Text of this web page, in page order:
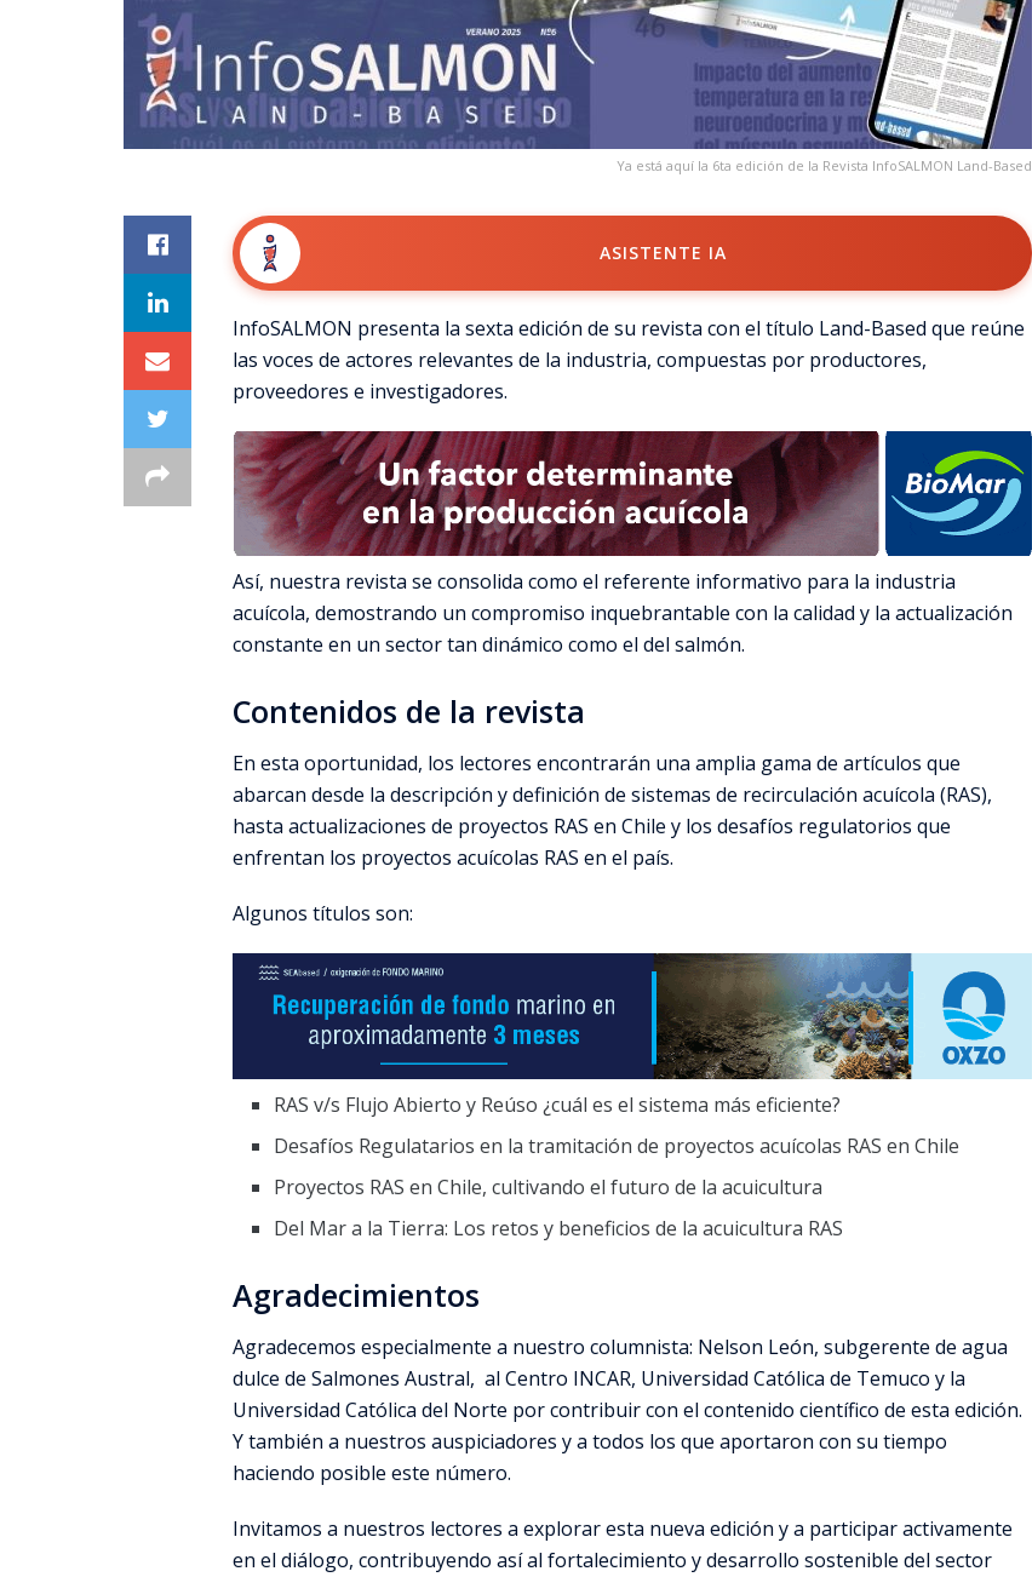
Ya está aquí la 6ta edición de la Revista InfoSALMON Land-Based
ASISTENTE IA
InfoSALMON presenta la sexta edición de su revista con el título Land-Based que reúne
las voces de actores relevantes de la industria, compuestas por productores,
proveedores e investigadores.
Así, nuestra revista se consolida como el referente informativo para la industria
acuícola, demostrando un compromiso inquebrantable con la calidad y la actualización
constante en un sector tan dinámico como el del salmón.
Contenidos de la revista
En esta oportunidad, los lectores encontrarán una amplia gama de artículos que
abarcan desde la descripción y definición de sistemas de recirculación acuícola (RAS),
hasta actualizaciones de proyectos RAS en Chile y los desafíos regulatorios que
enfrentan los proyectos acuícolas RAS en el país.
Algunos títulos son:
RAS v/s Flujo Abierto y Reúso ¿cuál es el sistema más eficiente?
Desafíos Regulatarios en la tramitación de proyectos acuícolas RAS en Chile
Proyectos RAS en Chile, cultivando el futuro de la acuicultura
Del Mar a la Tierra: Los retos y beneficios de la acuicultura RAS
Agradecimientos
Agradecemos especialmente a nuestro columnista: Nelson León, subgerente de agua
dulce de Salmones Austral, al Centro INCAR, Universidad Católica de Temuco y la
Universidad Católica del Norte por contribuir con el contenido científico de esta edición.
Y también a nuestros auspiciadores y a todos los que aportaron con su tiempo
haciendo posible este número.
Invitamos a nuestros lectores a explorar esta nueva edición y a participar activamente
en el diálogo, contribuyendo así al fortalecimiento y desarrollo sostenible del sector